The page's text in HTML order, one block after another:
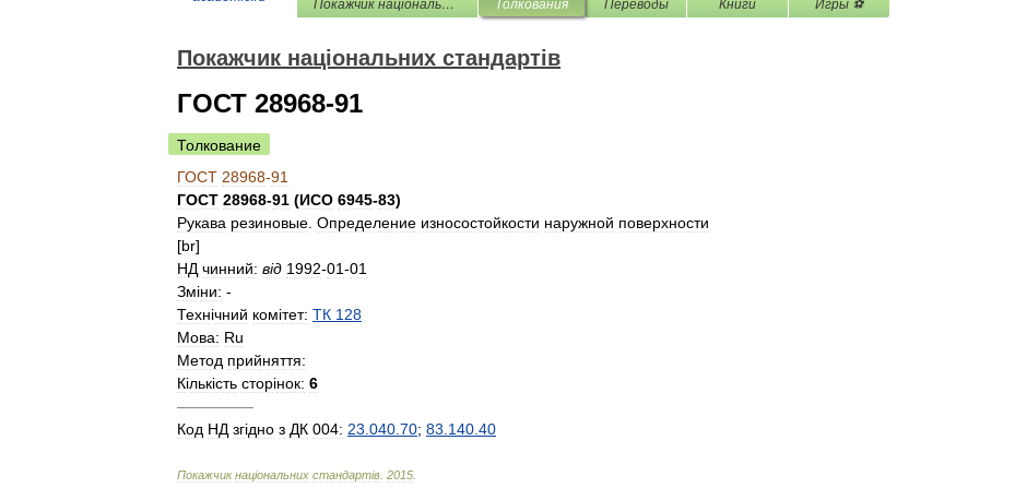
Покажчик національних стандартів Толкования Переводы Книги Игры ⚽
Покажчик національних стандартів
ГОСТ 28968-91
Толкование
ГОСТ 28968-91
ГОСТ 28968-91 (ИСО 6945-83)
Рукава резиновые Определение износостойкости наружной поверхности
[br]
НД чинний: від 1992-01-01
Зміни: -
Технічний комітет: ТК 128
Мова: Ru
Метод прийняття:
Кількість сторінок: 6
—————
Код НД згідно з ДК 004: 23 040 70; 83 140 40
Покажчик національних стандартів 2015